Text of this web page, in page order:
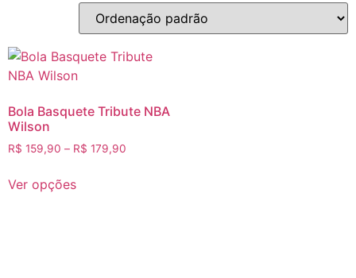
Bola Basquete Tribute NBA
Wilson
R$ 159,90 – R$ 179,90
Ver opções